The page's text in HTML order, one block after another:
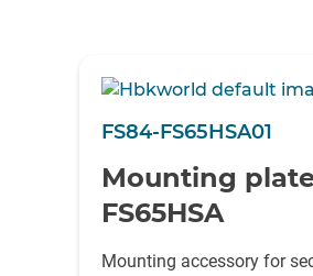
FS84-FS65HSA01
Mounting
FS65HSA
Mounting accessory for